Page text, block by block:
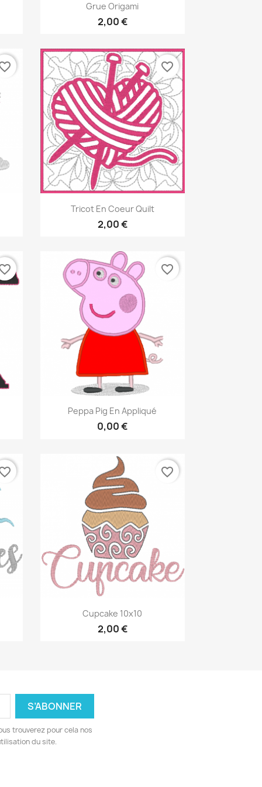
Aperçu rapide
Grue Origami
2,00 €
Aperçu rapide
Tricot En Coeur Quilt
2,00 €
favorite_border
Aperçu rapide
Peppa Pig En Appliqué
0,00 €
favorite_border
Aperçu rapide
Cupcake 10x10
2,00 €
favorite_border
trouverez pour cela nos
du site.